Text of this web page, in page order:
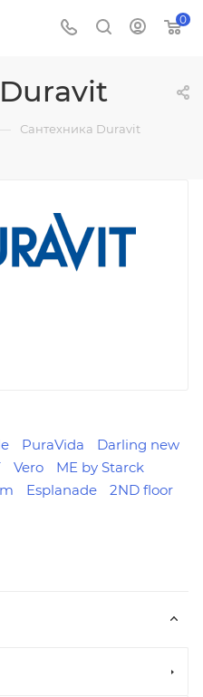
0
Сантехника Duravit
PuraVida
Darling new
Vero
ME by Starck
Esplanade 2ND floor